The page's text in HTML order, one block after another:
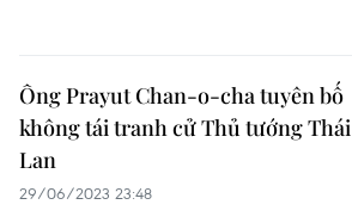
Ông Prayut Chan-o-cha tuyên bố
không tái tranh cử Thủ tướng Thái
Lan
29/06/2023 23:48